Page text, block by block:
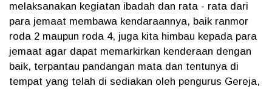
melaksanakan kegiatan ibadah dan rata - rata dari
para jemaat membawa kendaraannya, baik ranmor
roda 2 maupun roda 4, juga kita himbau kepada para
jemaat agar dapat memarkirkan kenderaan dengan
baik, terpantau pandangan mata dan tentunya di
tempat yang telah di sediakan oleh pengurus Gereja,